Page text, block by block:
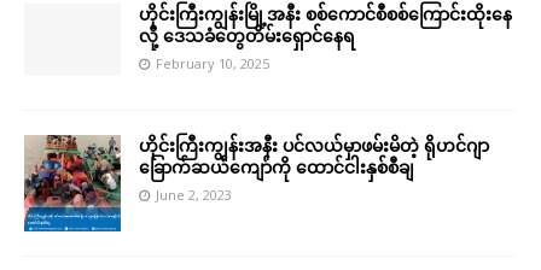
ဟိုင်းကြီးကျွန်းမြို့အနီး စစ်ကောင်စီစစ်ကြောင်းထိုးနေ
လို့ ဒေသခံတွေတိမ်းရှောင်နေရ
February 10, 2025
ဟိုင်းကြီးကျွန်းအနီး ပင်လယ်မှာဖမ်းမိတဲ့ ရိုဟင်ဂျာ
ခြောက်ဆယ်ကျော်ကို ထောင်ငါးနှစ်စီချ
June 2, 2023